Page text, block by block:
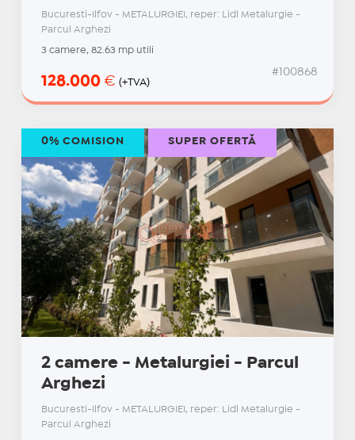
Bucuresti-Ilfov - METALURGIEI, reper: Lidl Metalurgie -
Parcul Arghezi
3 camere, 82.63 mp utili
128.000 € (+TVA)
#100868
2 camere - Metalurgiei - Parcul
Arghezi
Bucuresti-Ilfov - METALURGIEI, reper: Lidl Metalurgie -
Parcul Arghezi
0% COMISION SUPER OFERTĂ